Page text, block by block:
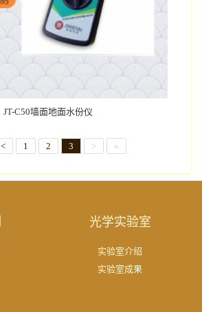
JT-C50墙面地面水份仪
< 1 2 3 > »
光学实验室
实验室介绍
实验室成果